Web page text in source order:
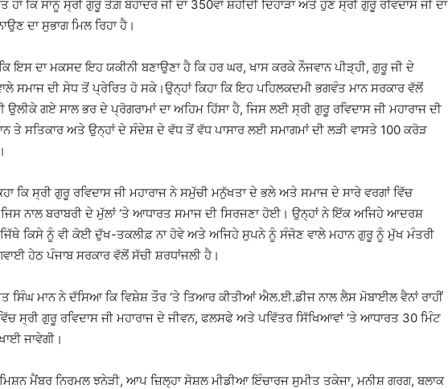
ਹਾਂ ਕਿ ਸਾਨੂੰ ਸ੍ਰੀ ਗੁਰੂ ਤੇਗ਼ ਬਹਾਦਰ ਜੀ ਦਾ 350ਵਾਂ ਸ਼ਹੀਦੀ ਦਿਹਾੜਾ ਅਤੇ ਹੁਣ ਸ੍ਰੀ ਗੁਰੂ ਰਵਿਦਾਸ ਜੀ ਦਾ
ਦਾ ਸੁਭਾਗ ਮਿਲ ਰਿਹਾ ਹੈ।
ਇਸ ਦਾ ਮਕਸਦ ਇਹ ਯਕੀਨੀ ਬਣਾਉਣਾ ਹੈ ਕਿ ਹਰ ਘਰ, ਖਾਸ ਕਰਕੇ ਨੌਜਵਾਨ ਪੀੜ੍ਹੀ, ਗੁਰੂ ਜੀ ਦੇ
ਸਮਾਜ ਦੀ ਸੇਧ ਤੋਂ ਪ੍ਰੇਰਿਤ ਹੋ ਸਕੇ।ਉਨ੍ਹਾਂ ਕਿਹਾ ਕਿ ਇਹ ਪਹਿਲਕਦਮੀ ਭਗਵੰਤ ਮਾਨ ਸਰਕਾਰ ਵੱਲੋਂ
ਗਏ ਸਾਲ ਭਰ ਦੇ ਪ੍ਰੋਗਰਾਮਾਂ ਦਾ ਅਹਿਮ ਹਿੱਸਾ ਹੈ, ਜਿਸ ਲਈ ਸ੍ਰੀ ਗੁਰੂ ਰਵਿਦਾਸ ਜੀ ਮਹਾਰਾਜ ਦੀ
ਤੇ ਸਤਿਕਾਰ ਅਤੇ ਉਨ੍ਹਾਂ ਦੇ ਸੰਦੇਸ਼ ਦੇ ਵੱਧ ਤੋਂ ਵੱਧ ਪਾਸਾਰ ਲਈ ਸਮਾਗਮਾਂ ਦੀ ਲੜੀ ਵਾਸਤੇ 100 ਕਰੋੜ
ਕਿ ਸ੍ਰੀ ਗੁਰੂ ਰਵਿਦਾਸ ਜੀ ਮਹਾਰਾਜ ਨੇ ਸਮੁੱਚੀ ਮਨੁੱਖਤਾ ਦੇ ਭਲੇ ਅਤੇ ਸਮਾਜ ਦੇ ਸਾਰੇ ਵਰਗਾਂ ਵਿੱਚ
ਜਿਸ ਨਾਲ ਬਰਾਬਰੀ ਦੇ ਮੁੱਲਾਂ ‘ਤੇ ਆਧਾਰਤ ਸਮਾਜ ਦੀ ਸਿਰਜਣਾ ਹੋਈ। ਉਨ੍ਹਾਂ ਨੇ ਇੱਕ ਅਜਿਹੇ ਆਦਰਸ਼
ਜਿੱਥੇ ਕਿਸੇ ਨੂੰ ਵੀ ਕੋਈ ਦੁੱਖ-ਤਕਲੀਫ਼ ਨਾ ਹੋਵੇ ਅਤੇ ਅਜਿਹੇ ਸੁਪਨੇ ਨੂੰ ਸੰਜੋਣ ਵਾਲੇ ਮਹਾਨ ਗੁਰੂ ਨੂੰ ਮੁੱਖ ਮੰਤਰੀ
ਹੇਠ ਪੰਜਾਬ ਸਰਕਾਰ ਵੱਲੋਂ ਸੱਚੀ ਸ਼ਰਧਾਂਜਲੀ ਹੈ।
ਸਿੰਘ ਮਾਨ ਨੇ ਦੱਸਿਆ ਕਿ ਵਿਸ਼ੇਸ਼ ਤੌਰ ‘ਤੇ ਤਿਆਰ ਕੀਤੀਆਂ ਐਲ.ਈ.ਡੀਜ ਨਾਲ ਲੈਸ ਮੋਬਾਈਲ ਵੈਨਾਂ ਰਾਹੀਂ
ਸ੍ਰੀ ਗੁਰੂ ਰਵਿਦਾਸ ਜੀ ਮਹਾਰਾਜ ਦੇ ਜੀਵਨ, ਫਲਸਫੇ ਅਤੇ ਪਵਿੱਤਰ ਸਿੱਖਿਆਵਾਂ ‘ਤੇ ਆਧਾਰਤ 30 ਮਿੰਟ
ਜਾਵੇਗੀ।
ਮੈਂਬਰ ਨਿਰਮਲ ਝਨੇੜੀ, ਆਪ ਜ਼ਿਲ੍ਹਾ ਸੋਸ਼ਲ ਮੀਡੀਆ ਇੰਚਾਰਜ ਸੁਮੀਤ ਤਕੇਜਾ, ਮਨੀਸ਼ ਗਰਗ, ਬਲਾਕ